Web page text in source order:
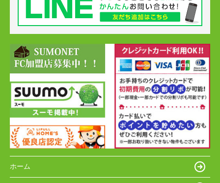
ホーム